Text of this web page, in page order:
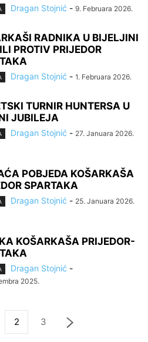
Dragan Stojnić - 9. Februara 2026.
RADNIKA U BIJELJINI
PROTIV PRIJEDOR
Dragan Stojnić - 1. Februara 2026.
TURNIR HUNTERSA U
JUBILEJA
Dragan Stojnić - 27. Januara 2026.
POBJEDA KOŠARKAŠA
SPARTAKA
Dragan Stojnić - 25. Januara 2026.
KOŠARKAŠA PRIJEDOR-
Dragan Stojnić -
2025.
2 3